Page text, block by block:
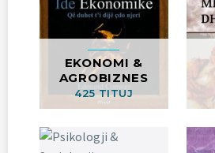
EKONOMI &
AGROBIZNES
425 TITUJ